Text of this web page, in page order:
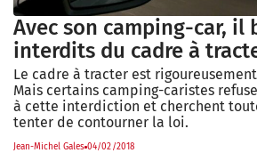
Avec son camping-car, il
interdits du cadre à
Le cadre à tracter est
Mais certains camping-caristes
à cette interdiction et cherchent
tenter de contourner la loi.
Jean-Michel Gales 04/02/2018